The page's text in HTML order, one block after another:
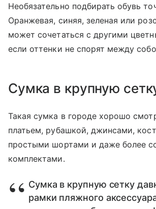
Необязательно подбирать обувь
Оранжевая, синяя, зеленая или
может сочетаться с другими
если оттенки не спорят между
Сумка в крупную
Такая сумка в городе хорошо
платьем, рубашкой, джинсами,
простыми шортами и даже более
комплектами.
Сумка в крупную сетку
рамки пляжного